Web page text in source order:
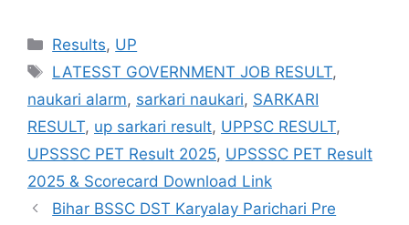
Results, UP
LATESST GOVERNMENT JOB RESULT,
naukari alarm, sarkari naukari, SARKARI
RESULT, up sarkari result, UPPSC RESULT,
UPSSSC PET Result 2025, UPSSSC PET Result
2025 & Scorecard Download Link
Bihar BSSC DST Karyalay Parichari Pre